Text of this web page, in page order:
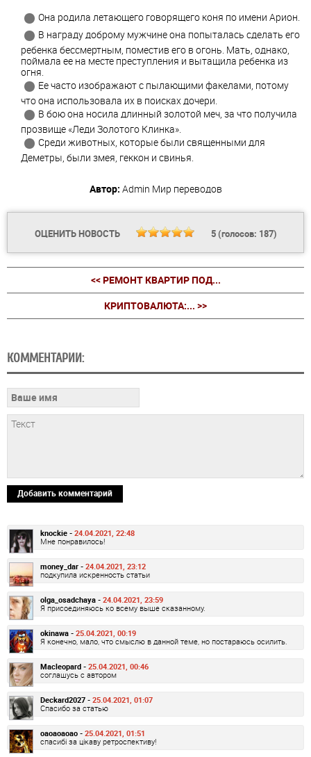
Она родила летающего говорящего коня по имени Арион.
В награду доброму мужчине она попыталась сделать его
ребенка бессмертным, поместив его в огонь. Мать, однако,
поймала ее на месте преступления и вытащила ребенка из
огня.
Ее часто изображают с пылающими факелами, потому
что она использовала их в поисках дочери.
В бою она носила длинный золотой меч, за что получила
прозвище «Леди Золотого Клинка».
Среди животных, которые были священными для
Деметры, были змея, геккон и свинья.
Автор: Admin Мир переводов
ОЦЕНИТЬ НОВОСТЬ 5(голосов: 187)
<< РЕМОНТ КВАРТИР ПОД...
КРИПТОВАЛЮТА:... >>
КОММЕНТАРИИ:
Добавить комментарий
knockie - 24.04.2021, 22:48
Мне понравилось!
money_dar - 24.04.2021, 23:12
подкупила искренность статьи
olga_osadchaya - 24.04.2021, 23:59
Я присоединяюсь ко всему выше сказанному.
okinawa - 25.04.2021, 00:19
Я конечно, мало, что смыслю в данной теме, но постараюсь осилить.
Macleopard - 25.04.2021, 00:46
соглашусь с автором
Deckard2027 - 25.04.2021, 01:07
Спасибо за статью
oaoaoaoao - 25.04.2021, 01:51
спасибі за цікаву ретроспективу!